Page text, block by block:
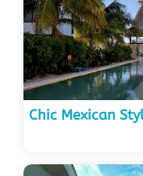
Chic Mexican